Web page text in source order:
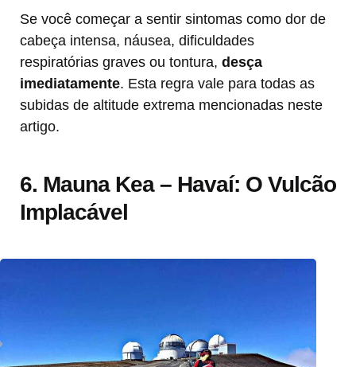
Se você começar a sentir sintomas como dor de
cabeça intensa, náusea, dificuldades
respiratórias graves ou tontura, desça
imediatamente. Esta regra vale para todas as
subidas de altitude extrema mencionadas neste
artigo.
6. Mauna Kea – Havaí: O Vulcão
Implacável